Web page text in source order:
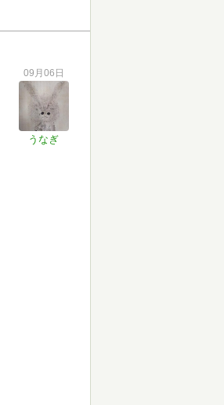
09月06日
うなぎ